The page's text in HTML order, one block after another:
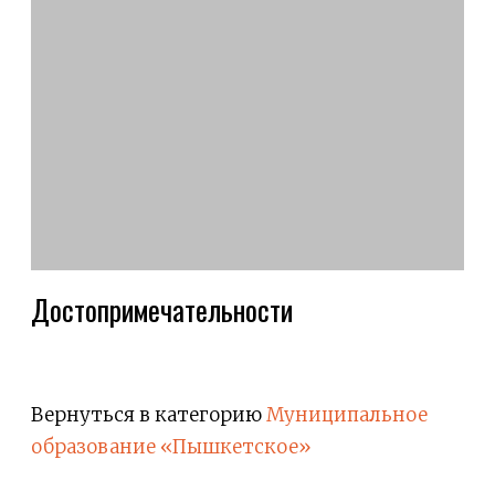
Достопримечательности
Вернуться в категориюМуниципальное
образование «Пышкетское»